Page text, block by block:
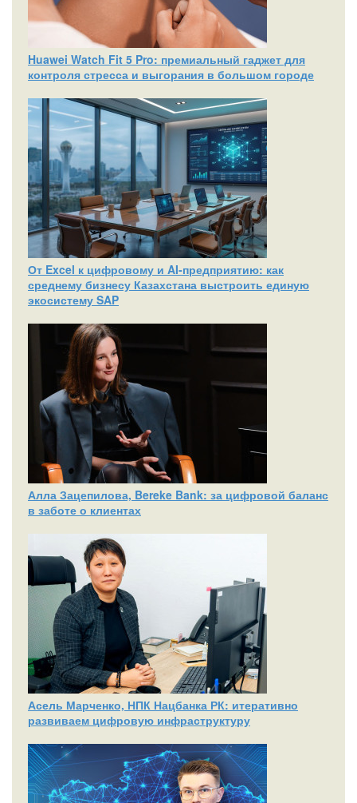
Huawei Watch Fit 5 Pro: премиальный гаджет для
контроля стресса и выгорания в большом городе
От Excel к цифровому и AI‑предприятию: как
среднему бизнесу Казахстана выстроить единую
экосистему SAP
Алла Зацепилова, Bereke Bank: за цифровой баланс
в заботе о клиентах
Асель Марченко, НПК Нацбанка РК: итеративно
развиваем цифровую инфраструктуру